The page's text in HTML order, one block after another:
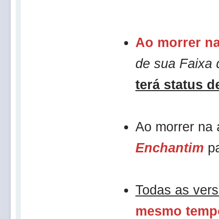
Ao morrer
de sua Faixa
terá status
Ao morrer
Enchantim
Todas as
mesmo